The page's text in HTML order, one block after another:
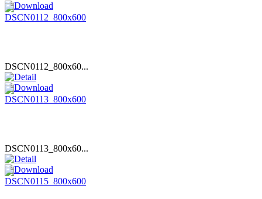
DSCN0112_800x60...
DSCN0113_800x60...